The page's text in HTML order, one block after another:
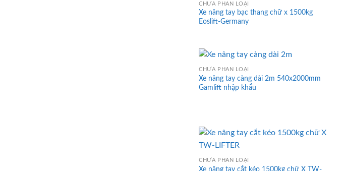
CHƯA PHÂN LOẠI
Xe nâng tay bạc thang chữ x 1500kg
Eoslift-Germany
CHƯA PHÂN LOẠI
Xe nâng tay càng dài 2m 540x2000mm
Gamlift nhập khẩu
CHƯA PHÂN LOẠI
Xe nâng tay cắt kéo 1500kg chữ X TW-